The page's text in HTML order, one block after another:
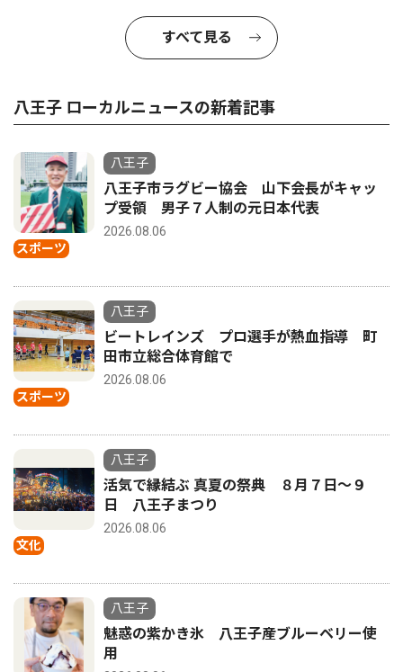
すべて見る
八王子 ローカルニュースの新着記事
スポーツ
八王子
八王子市ラグビー協会 山下会長がキャッ
プ受領 男子７人制の元日本代表
2026.08.06
スポーツ
八王子
ビートレインズ プロ選手が熱血指導 町
田市立総合体育館で
2026.08.06
文化
八王子
活気で縁結ぶ 真夏の祭典 ８月７日〜９
日 八王子まつり
2026.08.06
八王子
魅惑の紫かき氷 八王子産ブルーベリー使
用